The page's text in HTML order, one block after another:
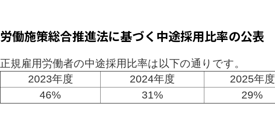
労働施策総合推進法に基づく中途採用比率の公表
正規雇用労働者の中途採用比率は以下の通りです。
2023年度
2024年度
2025年度
46%
31% 29%